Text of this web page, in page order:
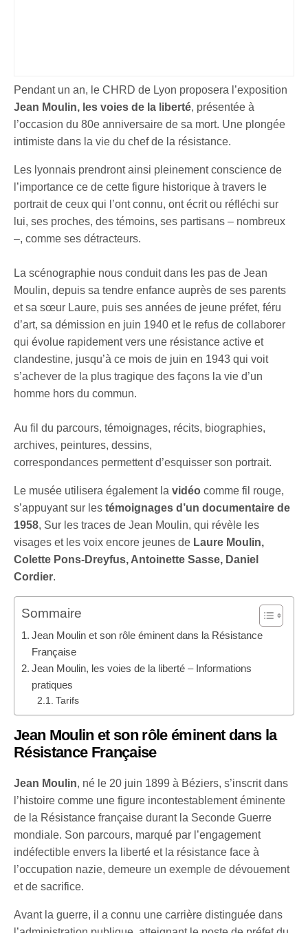
Pendant un an, le CHRD de Lyon proposera l’exposition
Jean Moulin, les voies de la liberté, présentée à
l’occasion du 80e anniversaire de sa mort. Une plongée
intimiste dans la vie du chef de la résistance.
Les lyonnais prendront ainsi pleinement conscience de
l’importance ce de cette figure historique à travers le
portrait de ceux qui l’ont connu, ont écrit ou réfléchi sur
lui, ses proches, des témoins, ses partisans – nombreux
–, comme ses détracteurs.
La scénographie nous conduit dans les pas de Jean
Moulin, depuis sa tendre enfance auprès de ses parents
et sa sœur Laure, puis ses années de jeune préfet, féru
d’art, sa démission en juin 1940 et le refus de collaborer
qui évolue rapidement vers une résistance active et
clandestine, jusqu’à ce mois de juin en 1943 qui voit
s’achever de la plus tragique des façons la vie d’un
homme hors du commun.
Au fil du parcours, témoignages, récits, biographies,
archives, peintures, dessins,
correspondances permettent d’esquisser son portrait.
Le musée utilisera également lavidéocomme fil rouge,
s’appuyant sur lestémoignages d’un documentaire de
1958, Sur les traces de Jean Moulin, qui révèle les
visages et les voix encore jeunes de Laure Moulin,
Colette Pons-Dreyfus, Antoinette Sasse, Daniel
Cordier.
Sommaire
Jean Moulin et son rôle éminent dans la Résistance
Française
Jean Moulin, les voies de la liberté – Informations
pratiques
Tarifs
Jean Moulin et son rôle éminent dans la
Résistance Française
Jean Moulin, né le 20 juin 1899 à Béziers, s’inscrit dans
l’histoire comme une figure incontestablement éminente
de la Résistance française durant la Seconde Guerre
mondiale. Son parcours, marqué par l’engagement
indéfectible envers la liberté et la résistance face à
l’occupation nazie, demeure un exemple de dévouement
et de sacrifice.
Avant la guerre, il a connu une carrière distinguée dans